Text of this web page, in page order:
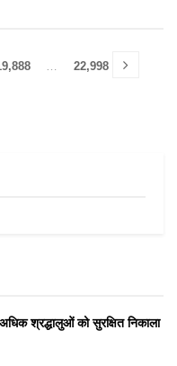
22,998
श्रद्धालुओं को सुरक्षित निकाला